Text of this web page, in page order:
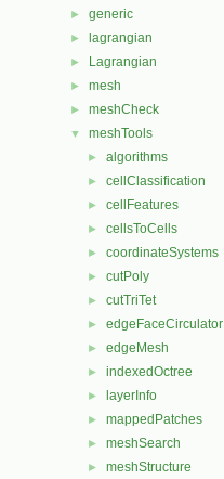
► generic
► lagrangian
► Lagrangian
► mesh
► meshCheck
▼ meshTools
► algorithms
► cellClassification
► cellFeatures
► cellsToCells
► coordinateSystems
► cutPoly
► cutTriTet
► edgeFaceCirculator
► edgeMesh
► indexedOctree
► layerInfo
► mappedPatches
► meshSearch
► meshStructure